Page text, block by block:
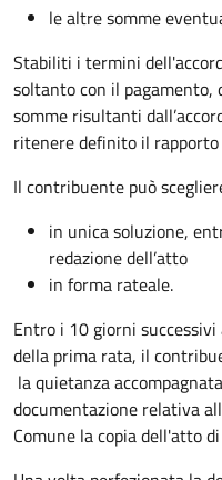
le altre somme
Stabiliti i termini
soltanto con il
somme risultanti
ritenere definito il
Il contribuente può
in unica soluzione,
redazione dell’atto
in forma rateale.
Entro i 10 giorni
della prima rata, il
la quietanza
documentazione relativa
Comune la copia dell'atto